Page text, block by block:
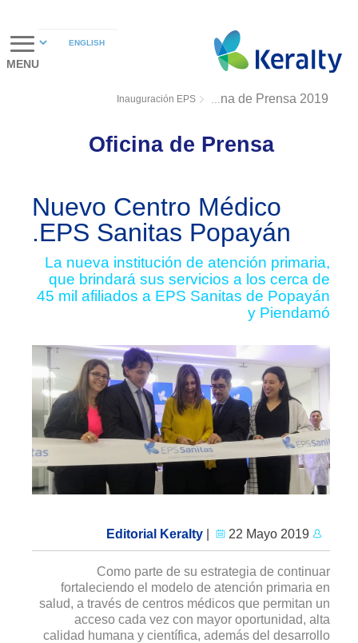
MENU
Oficina de Prensa 2019
Inauguración EPS
Oficina de Prensa
Nuevo Centro Médico
EPS Sanitas Popayán.
La nueva institución de atención primaria,
que brindará sus servicios a los cerca de
45 mil afiliados a EPS Sanitas de Popayán
y Piendamó
Editorial Keralty
| 22 Mayo 2019
Como parte de su estrategia de continuar
fortaleciendo el modelo de atención primaria en
salud, a través de centros médicos que permitan un
acceso cada vez con mayor oportunidad, alta
calidad humana y científica, además del desarrollo